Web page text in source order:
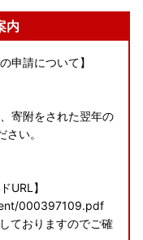
内
申請について】
寄附をされた翌年の
い。
URL】
000397109.pdf
ておりますのでご確